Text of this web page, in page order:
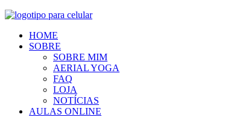
HOME
SOBRE
SOBRE MIM
AERIAL YOGA
FAQ
LOJA
NOTÍCIAS
AULAS ONLINE